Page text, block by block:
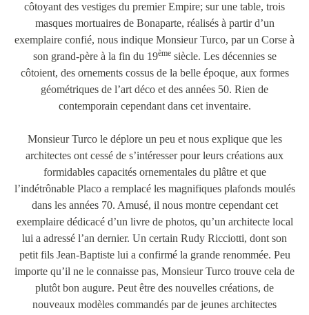
côtoyant des vestiges du premier Empire; sur une table, trois
masques mortuaires de Bonaparte, réalisés à partir d’un
exemplaire confié, nous indique Monsieur Turco, par un Corse à
son grand-père à la fin du 19èmesiècle. Les décennies se
côtoient, des ornements cossus de la belle époque, aux formes
géométriques de l’art déco et des années 50. Rien de
contemporain cependant dans cet inventaire.
Monsieur Turco le déplore un peu et nous explique que les
architectes ont cessé de s’intéresser pour leurs créations aux
formidables capacités ornementales du plâtre et que
l’indétrônable Placo a remplacé les magnifiques plafonds moulés
dans les années 70. Amusé, il nous montre cependant cet
exemplaire dédicacé d’un livre de photos, qu’un architecte local
lui a adressé l’an dernier. Un certain Rudy Ricciotti, dont son
petit fils Jean-Baptiste lui a confirmé la grande renommée. Peu
importe qu’il ne le connaisse pas, Monsieur Turco trouve cela de
plutôt bon augure. Peut être des nouvelles créations, de
nouveaux modèles commandés par de jeunes architectes